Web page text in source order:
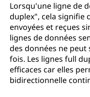
Lorsqu'une ligne de
duplex", cela signifie
envoyées et reçues
lignes de données
des données ne peut
fois. Les lignes full
efficaces car elles
bidirectionnelle